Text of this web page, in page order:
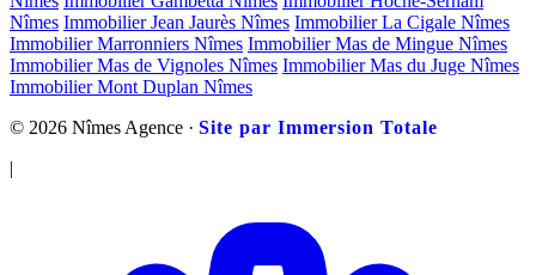
Nîmes Immobilier Jean Jaurès Nîmes Immobilier La Cigale Nîmes
Immobilier Marronniers Nîmes Immobilier Mas de Mingue Nîmes
Immobilier Mas de Vignoles Nîmes Immobilier Mas du Juge Nîmes
Immobilier Mont Duplan Nîmes
© 2026 Nîmes Agence · Site par Immersion Totale
|